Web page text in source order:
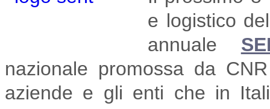
e logistico
annuale
nazionale promossa da
aziende e gli enti che in